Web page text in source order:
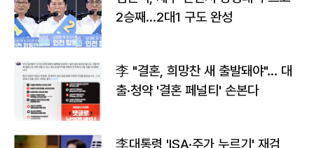
2승째…2대1 구도 완성
李 "결혼, 희망찬 새 출발돼야"… 대
출·청약 '결혼 페널티' 손본다
李대통령 'ISA·주가 누르기' 재검